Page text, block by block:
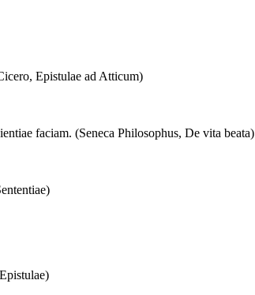
Epistulae ad Atticum)
faciam. (Seneca Philosophus, De vita beata)